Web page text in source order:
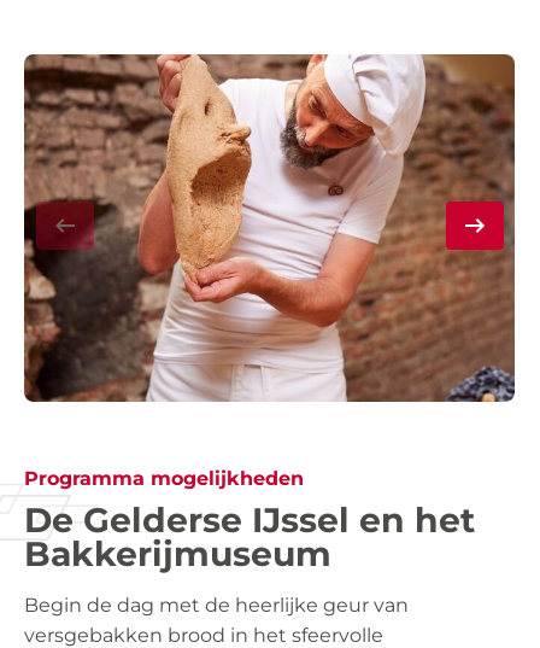
Programma mogelijkheden
De Gelderse IJssel en het
Bakkerijmuseum
Begin de dag met de heerlijke geur van
versgebakken brood in het sfeervolle